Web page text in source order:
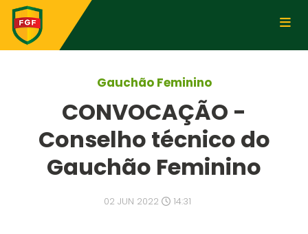
Gauchão Feminino
CONVOCAÇÃO -
Conselho técnico do
Gauchão Feminino
02 JUN 2022 14:31